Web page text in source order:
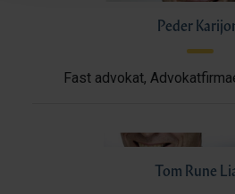
Peder
Fast advokat,
Tom Rune